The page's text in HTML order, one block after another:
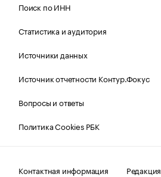
Поиск по ИНН
Статистика и аудитория
Источники данных
Источник отчетности Контур.Фокус
Вопросы и ответы
Политика Cookies РБК
Контактная информация Редакция